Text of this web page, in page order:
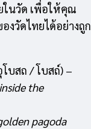
ในวัด เพื่อให้คุณ
งวัดไทยได้อย่างถูก
บสถ / โบสถ์) –
the
pagoda